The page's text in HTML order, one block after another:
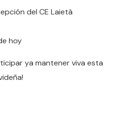
del CE Laietà
hoy
ya mantener viva esta